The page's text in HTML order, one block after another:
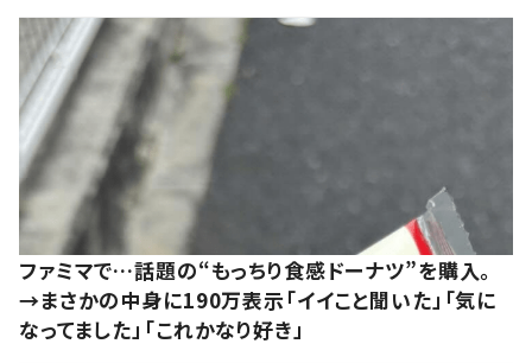
ファミマで…話題の“もっちり食感ドーナツ”を購入。
→まさかの中身に190万表示「イイこと聞いた」「気に
なってました」「これかなり好き」